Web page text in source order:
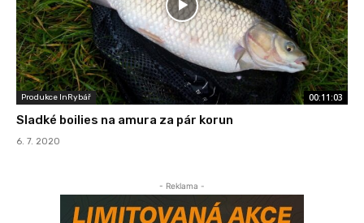
Produkce InRybář 00:11:03
Sladké boilies na amura za pár korun
6. 7. 2020
- Reklama -